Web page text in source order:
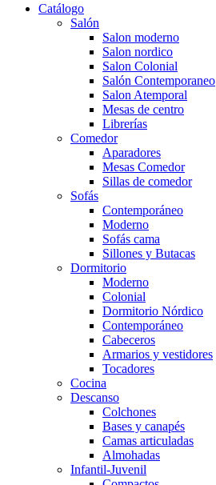
Catálogo
Salón
Salon moderno
Salon nordico
Salon Colonial
Salón Contemporaneo
Salon Atemporal
Mesas de centro
Librerías
Comedor
Aparadores
Mesas Comedor
Sillas de comedor
Sofás
Contemporáneo
Moderno
Sofás cama
Sillones y Butacas
Dormitorio
Moderno
Colonial
Dormitorio Nórdico
Contemporáneo
Cabeceros
Armarios y vestidores
Tocadores
Cocina
Descanso
Colchones
Bases y canapés
Camas articuladas
Almohadas
Infantil-Juvenil